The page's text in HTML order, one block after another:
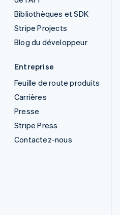
Bibliothèques et SDK
Stripe Projects
Blog du développeur
Entreprise
Feuille de route produits
Carrières
Presse
Stripe Press
Contactez-nous